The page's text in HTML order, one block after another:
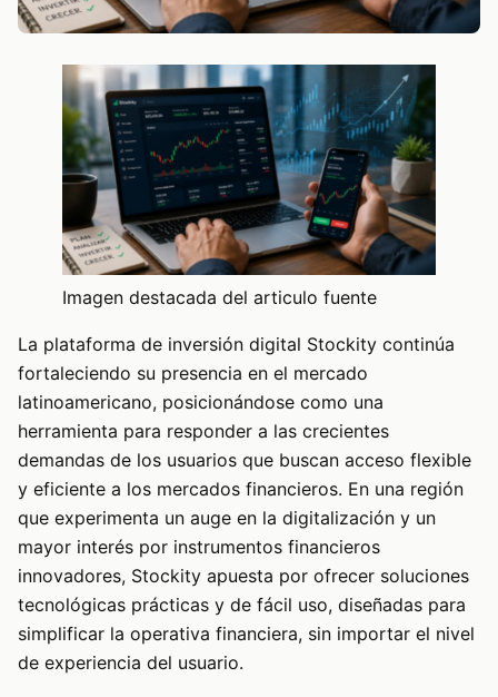
Imagen destacada del articulo fuente
La plataforma de inversión digital Stockity continúa
fortaleciendo su presencia en el mercado
latinoamericano, posicionándose como una
herramienta para responder a las crecientes
demandas de los usuarios que buscan acceso flexible
y eficiente a los mercados financieros. En una región
que experimenta un auge en la digitalización y un
mayor interés por instrumentos financieros
innovadores, Stockity apuesta por ofrecer soluciones
tecnológicas prácticas y de fácil uso, diseñadas para
simplificar la operativa financiera, sin importar el nivel
de experiencia del usuario.